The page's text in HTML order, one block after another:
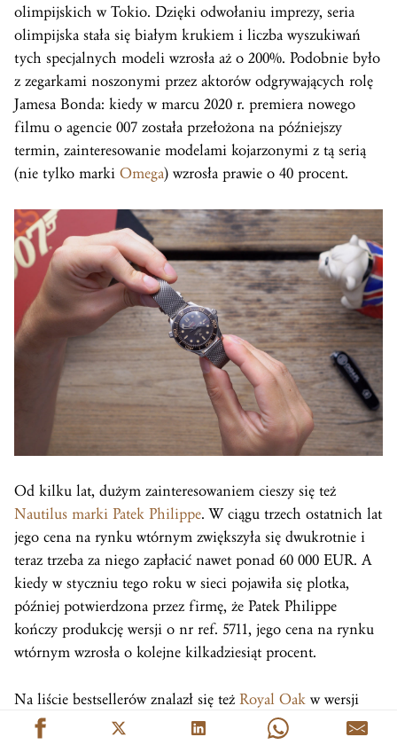
olimpijskich w Tokio. Dzięki odwołaniu imprezy, seria
olimpijska stała się białym krukiem i liczba wyszukiwań
tych specjalnych modeli wzrosła aż o 200%. Podobnie było
z zegarkami noszonymi przez aktorów odgrywających rolę
Jamesa Bonda: kiedy w marcu 2020 r. premiera nowego
filmu o agencie 007 została przełożona na późniejszy
termin, zainteresowanie modelami kojarzonymi z tą serią
(nie tylko marki Omega) wzrosła prawie o 40 procent.
Od kilku lat, dużym zainteresowaniem cieszy się też
Nautilus marki Patek Philippe. W ciągu trzech ostatnich lat
jego cena na rynku wtórnym zwiększyła się dwukrotnie i
teraz trzeba za niego zapłacić nawet ponad 60 000 EUR. A
kiedy w styczniu tego roku w sieci pojawiła się plotka,
później potwierdzona przez firmę, że Patek Philippe
kończy produkcję wersji o nr ref. 5711, jego cena na rynku
wtórnym wzrosła o kolejne kilkadziesiąt procent.
Na liście bestsellerów znalazł się też Royal Oak w wersji
zwanej Jumbo: przez trzy lata jego cena skoczyła o 120